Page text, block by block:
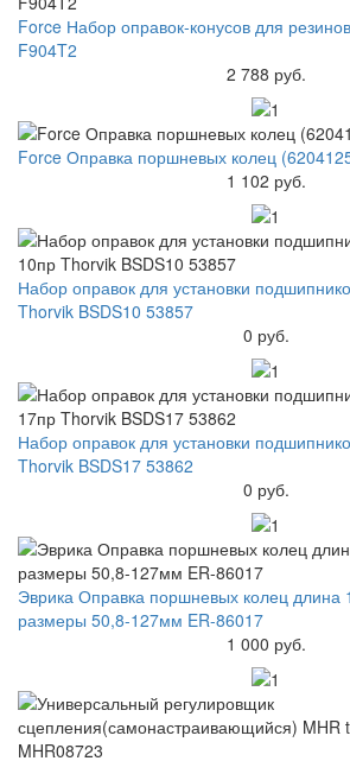
Force Набор оправок-конусов для
F904T2
2 788 руб.
Force Оправка поршневых колец
1 102 руб.
Набор оправок для установки
Thorvik BSDS10 53857
0 руб.
Набор оправок для установки
Thorvik BSDS17 53862
0 руб.
Эврика Оправка поршневых колец
размеры 50,8-127мм ER-86017
1 000 руб.